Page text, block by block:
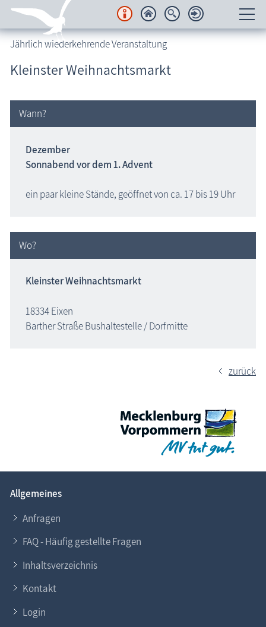
Unterkünfte
Regionales
Urlaubsorte
Freizeit
Wissenswertes
Blog
Jährlich wiederkehrende Veranstaltung
Kleinster Weihnachtsmarkt
Wann?
Dezember
Sonnabend vor dem 1. Advent
ein paar kleine Stände, geöffnet von ca. 17 bis 19 Uhr
Wo?
Kleinster Weihnachtsmarkt
18334 Eixen
Barther Straße Bushaltestelle / Dorfmitte
zurück
Allgemeines
Anfragen
FAQ - Häufig gestellte Fragen
Inhaltsverzeichnis
Kontakt
Login